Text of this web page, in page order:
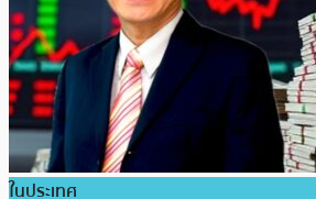
ในประเทศ